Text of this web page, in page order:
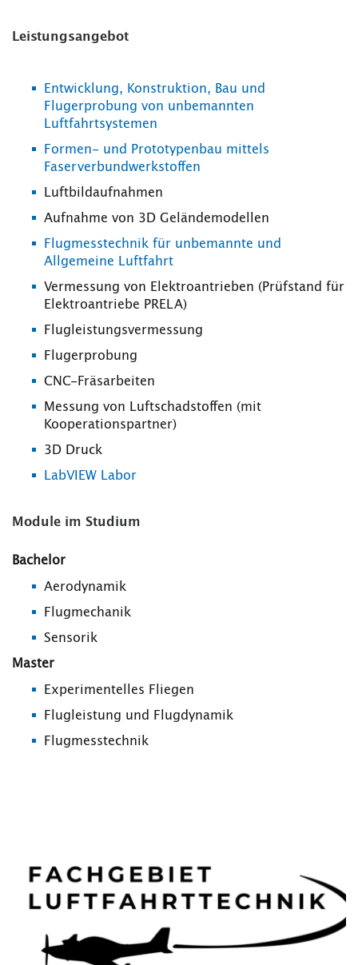
Leistungsangebot
Entwicklung, Konstruktion, Bau und
Flugerprobung von unbemannten
Luftfahrtsystemen
Formen- und Prototypenbau mittels
Faserverbundwerkstoffen
Luftbildaufnahmen
Aufnahme von 3D Geländemodellen
Flugmesstechnik für unbemannte und
Allgemeine Luftfahrt
Vermessung von Elektroantrieben (Prüfstand für
Elektroantriebe PRELA)
Flugleistungsvermessung
Flugerprobung
CNC-Fräsarbeiten
Messung von Luftschadstoffen (mit
Kooperationspartner)
3D Druck
LabVIEW Labor
Module im Studium
Bachelor
Aerodynamik
Flugmechanik
Sensorik
Master
Experimentelles Fliegen
Flugleistung und Flugdynamik
Flugmesstechnik